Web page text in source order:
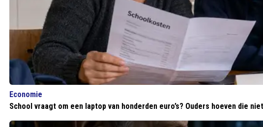
Economie
School vraagt om een laptop van honderden euro’s? Ouders hoeven die